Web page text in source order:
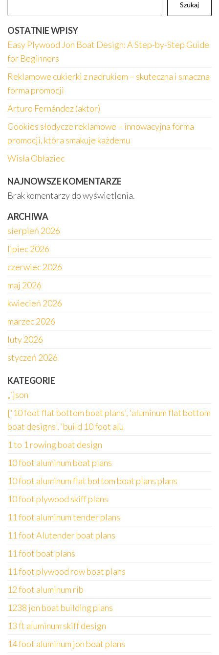
Szukaj
OSTATNIE WPISY
Easy Plywood Jon Boat Design: A Step-by-Step Guide
for Beginners
Reklamowe cukierki z nadrukiem – skuteczna i smaczna
forma promocji
Arturo Fernández (aktor)
Cookies słodycze reklamowe – innowacyjna forma
promocji, która smakuje każdemu
Wisła Obłaziec
NAJNOWSZE KOMENTARZE
Brak komentarzy do wyświetlenia.
ARCHIWA
sierpień 2026
lipiec 2026
czerwiec 2026
maj 2026
kwiecień 2026
marzec 2026
luty 2026
styczeń 2026
KATEGORIE
„`json
['10 foot flat bottom boat plans', 'aluminum flat bottom
boat designs', 'build 10 foot alu
1 to 1 rowing boat design
10 foot aluminum boat plans
10 foot aluminum flat bottom boat plans plans
10 foot plywood skiff plans
11 foot aluminum tender plans
11 foot Alutender boat plans
11 foot boat plans
11 foot plywood row boat plans
12 foot aluminum rib
1238 jon boat building plans
13 ft aluminum skiff design
14 foot aluminum jon boat plans